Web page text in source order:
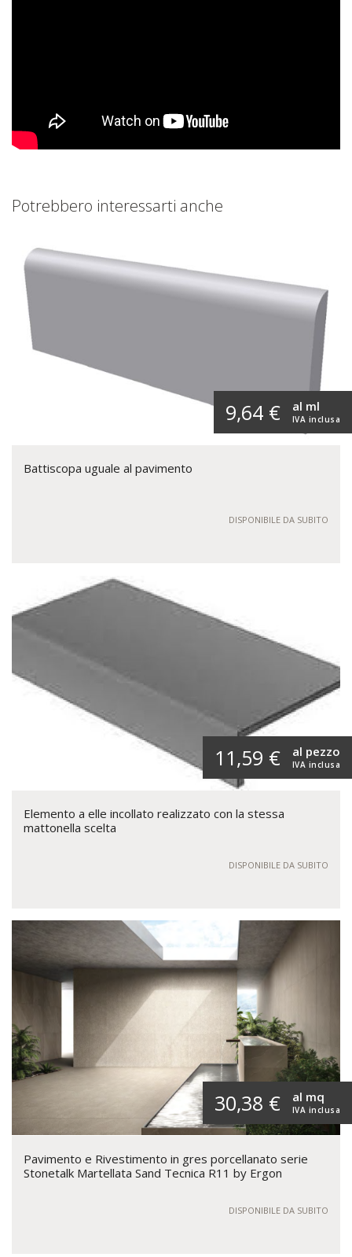
Potrebbero interessarti anche
9,64 € IVA inclusa
al ml
Battiscopa uguale al pavimento
DISPONIBILE DA SUBITO
11,59 € IVA inclusa
al pezzo
Elemento a elle incollato realizzato con la stessa
mattonella scelta
DISPONIBILE DA SUBITO
30,38 € IVA inclusa
al mq
Pavimento e Rivestimento in gres porcellanato serie
Stonetalk Martellata Sand Tecnica R11 by Ergon
DISPONIBILE DA SUBITO